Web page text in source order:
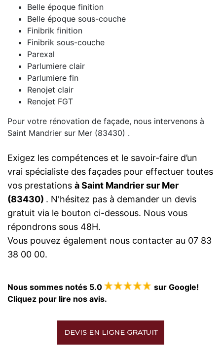
Belle époque finition
Belle époque sous-couche
Finibrik finition
Finibrik sous-couche
Parexal
Parlumiere clair
Parlumiere fin
Renojet clair
Renojet FGT
Pour votre rénovation de façade, nous intervenons à
Saint Mandrier sur Mer (83430) .
Exigez les compétences et le savoir-faire d’un
vrai spécialiste des façades pour effectuer toutes
vos prestations à Saint Mandrier sur Mer
(83430) . N'hésitez pas à demander un devis
gratuit via le bouton ci-dessous. Nous vous
répondrons sous 48H.
Vous pouvez également nous contacter au 07 83
38 00 00.
Nous sommes notés 5.0
sur Google!
Cliquez pour lire nos avis.
DEVIS EN LIGNE GRATUIT